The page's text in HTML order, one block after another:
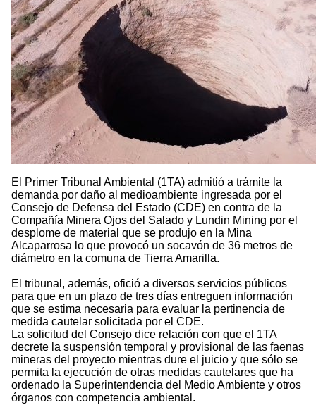
El Primer Tribunal Ambiental (1TA) admitió a trámite la
demanda por daño al medioambiente ingresada por el
Consejo de Defensa del Estado (CDE) en contra de la
Compañía Minera Ojos del Salado y Lundin Mining por el
desplome de material que se produjo en la Mina
Alcaparrosa lo que provocó un socavón de 36 metros de
diámetro en la comuna de Tierra Amarilla.
El tribunal, además, ofició a diversos servicios públicos
para que en un plazo de tres días entreguen información
que se estima necesaria para evaluar la pertinencia de
medida cautelar solicitada por el CDE.
La solicitud del Consejo dice relación con que el 1TA
decrete la suspensión temporal y provisional de las faenas
mineras del proyecto mientras dure el juicio y que sólo se
permita la ejecución de otras medidas cautelares que ha
ordenado la Superintendencia del Medio Ambiente y otros
órganos con competencia ambiental.